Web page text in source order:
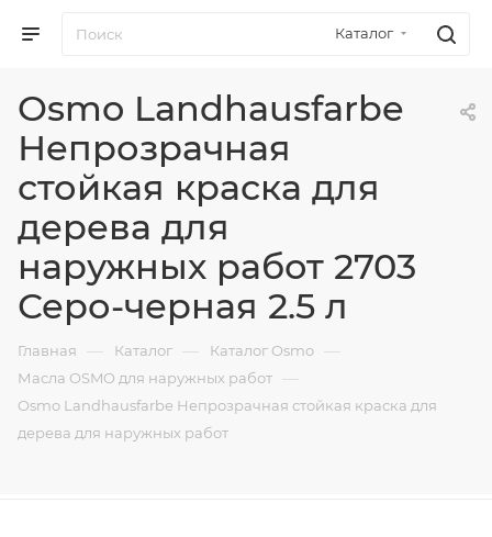
Каталог
Osmo Landhausfarbe
Непрозрачная
стойкая краска для
дерева для
наружных работ 2703
Серо-черная 2.5 л
Главная — Каталог — Каталог Osmo —
Масла OSMO для наружных работ —
Osmo Landhausfarbe Непрозрачная стойкая краска для
дерева для наружных работ